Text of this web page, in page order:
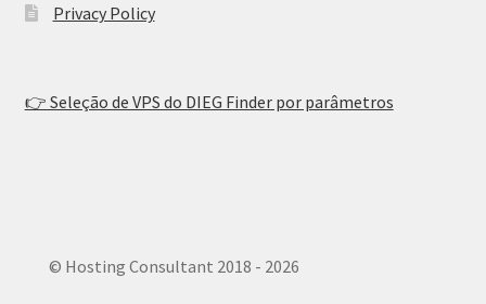
Privacy Policy
👉 Seleção de VPS do DIEG Finder por parâmetros
© Hosting Consultant 2018 - 2026